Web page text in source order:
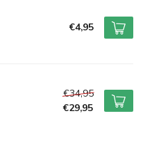
€4,95
€34,95
€29,95